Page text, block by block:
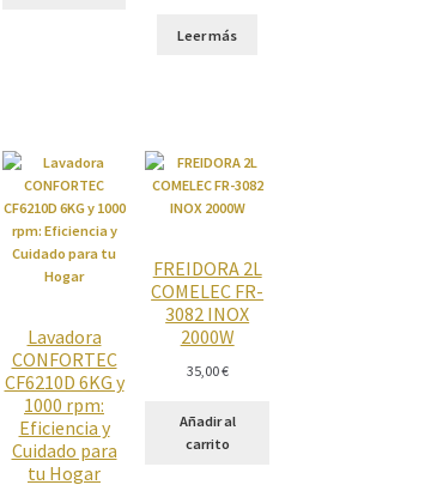
Leer más
Lavadora
CONFORTEC
CF6210D 6KG y
1000 rpm:
Eficiencia y
Cuidado para
tu Hogar
FREIDORA 2L
COMELEC FR-
3082 INOX
2000W
35,00€
Añadir al
carrito